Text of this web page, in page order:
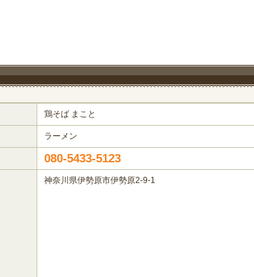
鶏そば まこと
ラーメン
080-5433-5123
神奈川県伊勢原市伊勢原2-9-1